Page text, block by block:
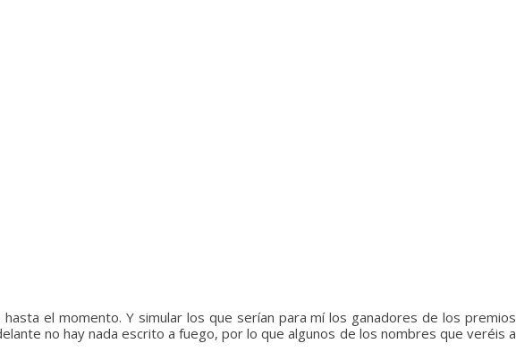
el momento. Y simular los que serían para mí los ganadores de los premios
no hay nada escrito a fuego, por lo que algunos de los nombres que veréis a